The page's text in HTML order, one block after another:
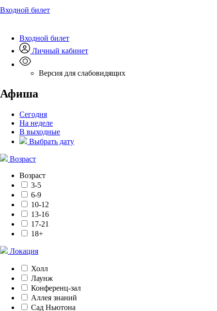
Входной билет
Входной билет
Личный кабинет
Версия для слабовидящих
Афиша
Сегодня
На неделе
В выходные
Выбрать дату
Возраст
Возраст
3-5
6-9
10-12
13-16
17-21
18+
Локация
Холл
Лаунж
Конференц-зал
Аллея знаний
Сад Ньютона